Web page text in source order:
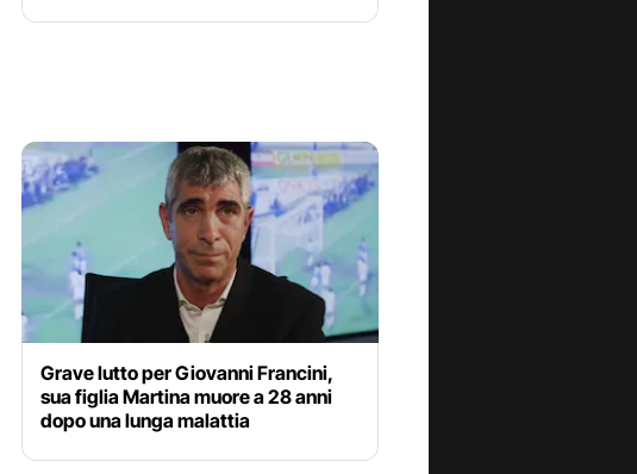
Grave lutto per Giovanni Francini,
sua figlia Martina muore a 28 anni
dopo una lunga malattia